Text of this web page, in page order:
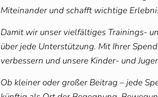
Miteinander und schafft wichtige
Damit wir unser vielfältiges Trainings-
über jede Unterstützung. Mit Ihrer
verbessern und unsere Kinder- und
Ob kleiner oder großer Beitrag – jede